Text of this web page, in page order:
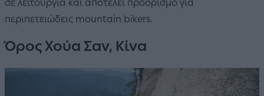
σε λειτουργία και αποτελεί προορισμό για
περιπετειώδεις mountain bikers.
Όρος Χούα Σαν, Κίνα